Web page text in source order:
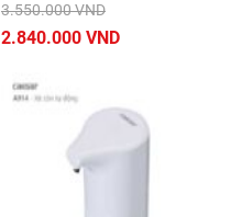
3.550.000 VND
2.840.000 VND